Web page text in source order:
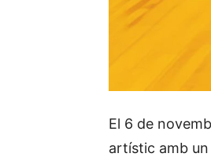
El 6 de
artístic amb un